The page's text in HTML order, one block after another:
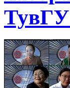
ТувГУ